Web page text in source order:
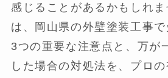
感じることがあるかもしれ
は、岡山県の外壁塗装工事
3つの重要な注意点と、万が
した場合の対処法を、プロ